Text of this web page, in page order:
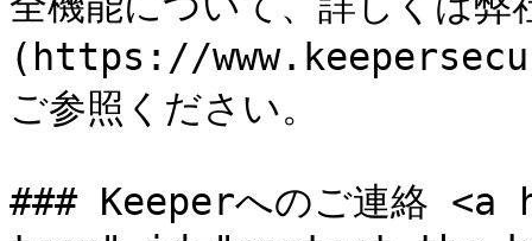
(https://
ご参照ください。
### Keeperへのご連絡